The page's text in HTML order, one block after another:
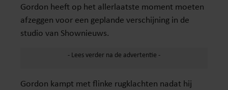
Gordon heeft op het allerlaatste moment moeten
afzeggen voor een geplande verschijning in de
studio van Shownieuws.
Gordon kampt met flinke rugklachten nadat hij